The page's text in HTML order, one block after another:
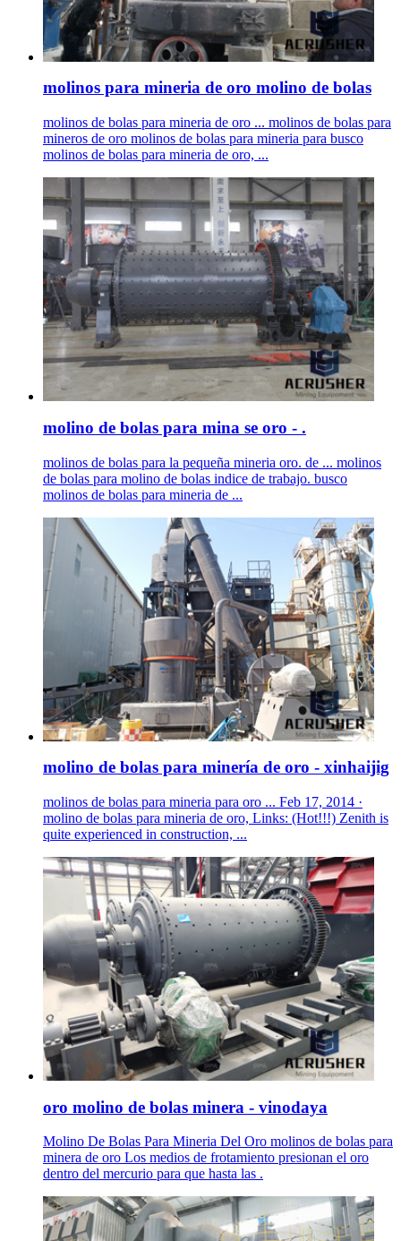
molinos para mineria de oro molino de bolas
molinos de bolas para mineria de oro ... molinos de bolas para
mineros de oro molinos de bolas para mineria para busco
molinos de bolas para mineria de oro, ...
molino de bolas para mina se oro - .
molinos de bolas para la pequeña mineria oro. de ... molinos
de bolas para molino de bolas indice de trabajo. busco
molinos de bolas para mineria de ...
molino de bolas para minería de oro - xinhaijig
molinos de bolas para mineria para oro ... Feb 17, 2014 ·
molino de bolas para mineria de oro, Links: (Hot!!!) Zenith is
quite experienced in construction, ...
oro molino de bolas minera - vinodaya
Molino De Bolas Para Mineria Del Oro molinos de bolas para
minera de oro Los medios de frotamiento presionan el oro
dentro del mercurio para que hasta las .